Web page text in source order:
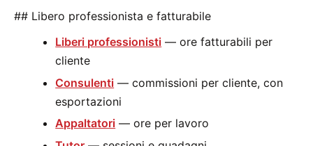
## Libero professionista e fatturabile
Liberi professionisti — ore fatturabili per
cliente
Consulenti — commissioni per cliente, con
esportazioni
Appaltatori — ore per lavoro